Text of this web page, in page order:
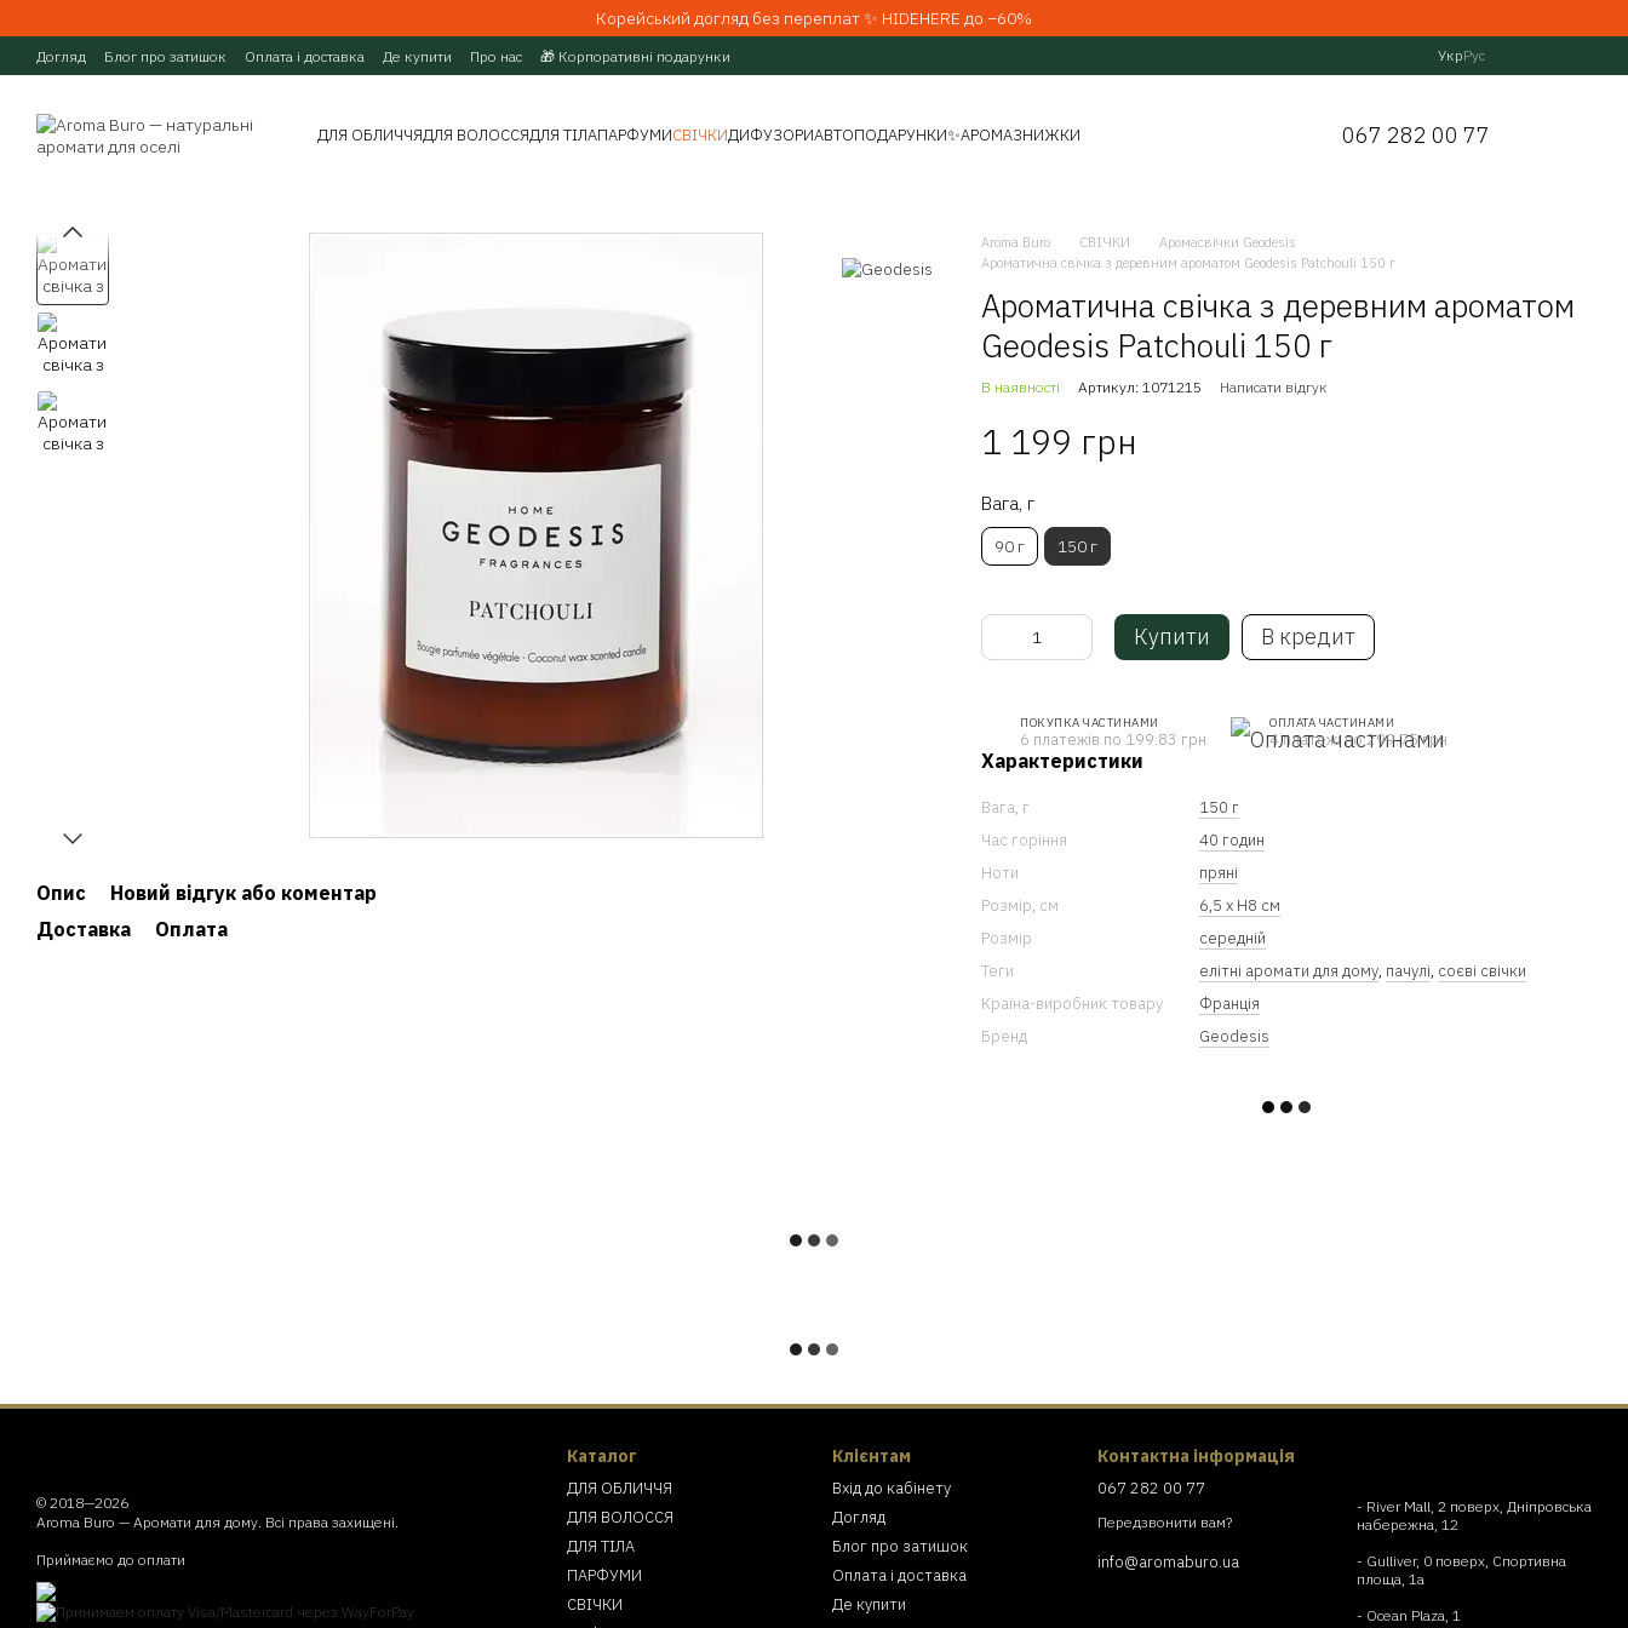
Корейський догляд без переплат ✨ HIDEHERE до −60%
Догляд Блог про затишок Оплата і доставка Де купити Про нас 🎁 Корпоративні подарунки УкрРус
ДЛЯ ОБЛИЧЧЯДЛЯ ВОЛОССЯДЛЯ ТІЛАПАРФУМИСВІЧКИДИФУЗОРИАВТОПОДАРУНКИ✨АРОМАЗНИЖКИ 067 282 00 77
Опис
Новий відгук або коментар
Доставка
Оплата
Aroma Buro СВІЧКИ
Аромасвічки Geodesis
Ароматична свічка з деревним ароматом Geodesis Patchouli 150 г
Ароматична свічка з деревним ароматом
Geodesis Patchouli 150 г
В наявності Артикул: 1071215 Написати відгук
1 199 грн
Вага, г
90 г 150 г
Купити В кредит
ПОКУПКА ЧАСТИНАМИ
6 платежів по 199.83 грн
ОПЛАТА ЧАСТИНАМИ
4 платежі по 299.75 грн
Характеристики
Вага, г
150 г
Час горіння
40 годин
Ноти
пряні
Розмір, см
6,5 х Н8 см
Розмір
середній
Теги
елітні аромати для дому, пачулі, соєві свічки
Країна-виробник товару
Франція
Бренд
Geodesis
© 2018—2026
Aroma Buro — Аромати для дому. Всі права захищені.
Приймаємо до оплати
Каталог
ДЛЯ ОБЛИЧЧЯ
ДЛЯ ВОЛОССЯ
ДЛЯ ТІЛА
ПАРФУМИ
СВІЧКИ
Клієнтам
Вхід до кабінету
Догляд
Блог про затишок
Оплата і доставка
Де купити
Контактна інформація
067 282 00 77
Передзвонити вам?
info@aromaburo.ua
- River Mall, 2 поверх, Дніпровська
набережна, 12
- Gulliver, 0 поверх, Спортивна
площа, 1а
- Ocean Plaza, 1